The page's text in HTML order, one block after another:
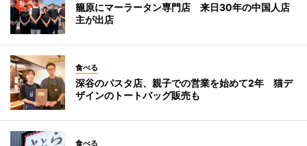
籠原にマーラータン専門店 来日30年の中国人店
主が出店
食べる
深谷のパスタ店、親子での営業を始めて2年 猫デ
ザインのトートバッグ販売も
食べる